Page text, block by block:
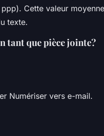
Cette valeur
texte.
tant que pièce jointe?
Numériser vers e-mail.